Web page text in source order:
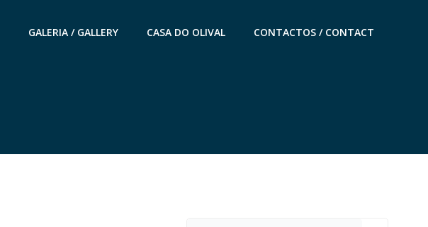
GALERIA / GALLERY CASA DO OLIVAL CONTACTOS / CONTACT